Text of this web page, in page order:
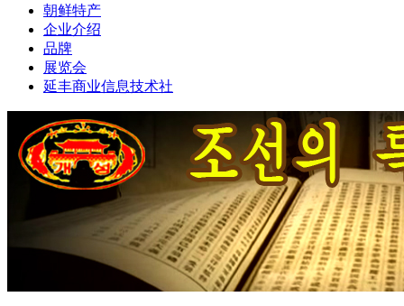
朝鲜特产
企业介绍
品牌
展览会
延丰商业信息技术社